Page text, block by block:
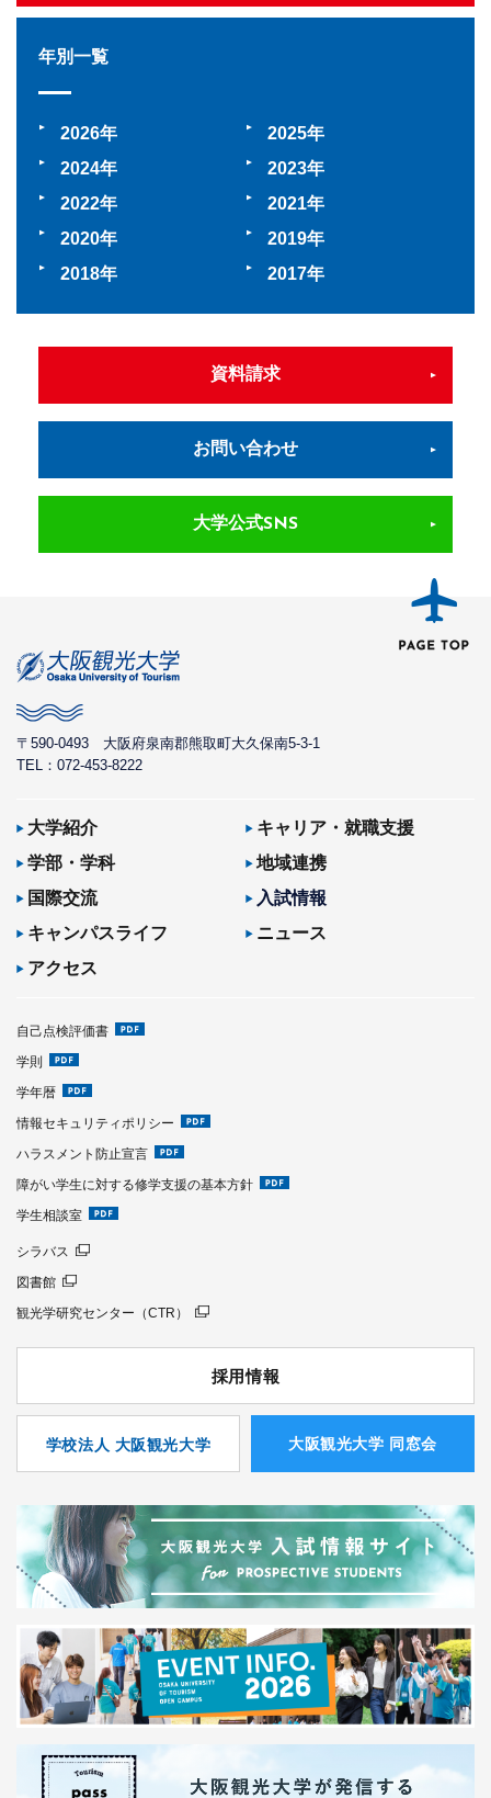
年別一覧
2026
2025
2024
2023
2022
2021
2020
2019
2018
2017
資料請求
お問い合わせ
大学公式SNS
〒590-0493 大阪府泉南郡熊取町大久保南5-3-1
TEL：072-453-8222
大学紹介
キャリア・就職支援
学部・学科
地域連携
国際交流
入試情報
キャンパスライフ
ニュース
アクセス
自己点検評価書
学則
学年暦
情報セキュリティポリシー
ハラスメント防止宣言
障がい学生に対する修学支援の基本方針
学生相談室
シラバス
図書館
観光学研究センター（CTR）
採用情報
学校法人 大阪観光大学 ⼤阪観光⼤学 同窓会